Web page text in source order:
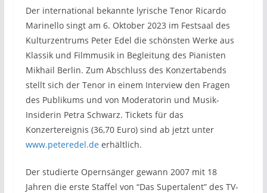
Der international bekannte lyrische Tenor Ricardo
Marinello singt am 6. Oktober 2023 im Festsaal des
Kulturzentrums Peter Edel die schönsten Werke aus
Klassik und Filmmusik in Begleitung des Pianisten
Mikhail Berlin. Zum Abschluss des Konzertabends
stellt sich der Tenor in einem Interview den Fragen
des Publikums und von Moderatorin und Musik-
Insiderin Petra Schwarz. Tickets für das
Konzertereignis (36,70 Euro) sind ab jetzt unter
www.peteredel.deerhältlich.
Der studierte Opernsänger gewann 2007 mit 18
Jahren die erste Staffel von “Das Supertalent” des TV-